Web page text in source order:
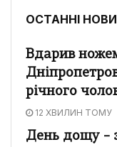
ОСТАННІ
Вдарив
річного
12 ХВИЛИН ТОМУ
День дощу –